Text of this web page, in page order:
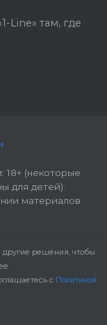
Line» там, где
18+ (некоторые
для детей).
материалов
другие решения, чтобы
с Политикой